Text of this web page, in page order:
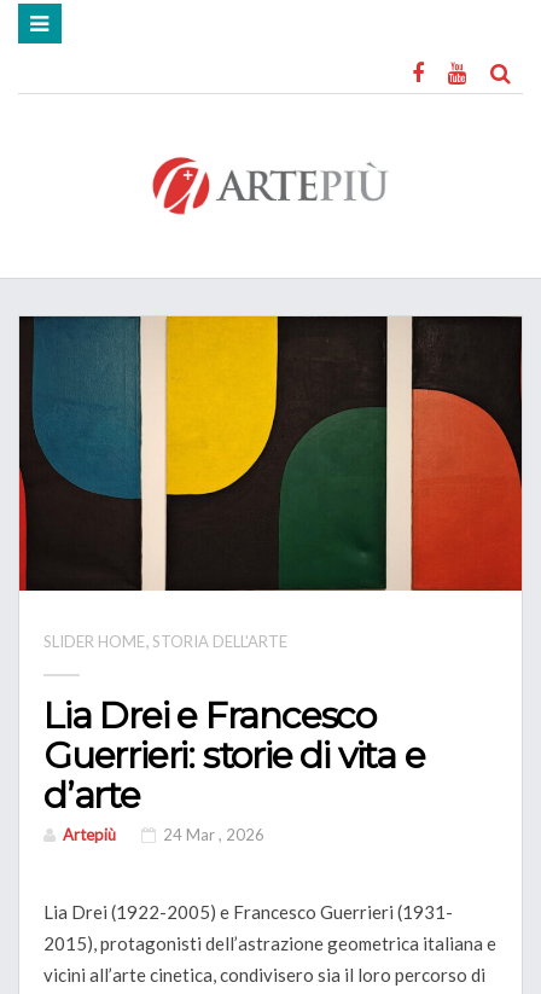
REDAZIONE
SLIDER HOME,STORIA DELL'ARTE
Lia Drei e Francesco
Guerrieri: storie di vita e
d’arte
Artepiù 24 Mar , 2026
Lia Drei (1922-2005) e Francesco Guerrieri (1931-
2015), protagonisti dell’astrazione geometrica italiana e
vicini all’arte cinetica, condivisero sia il loro percorso di